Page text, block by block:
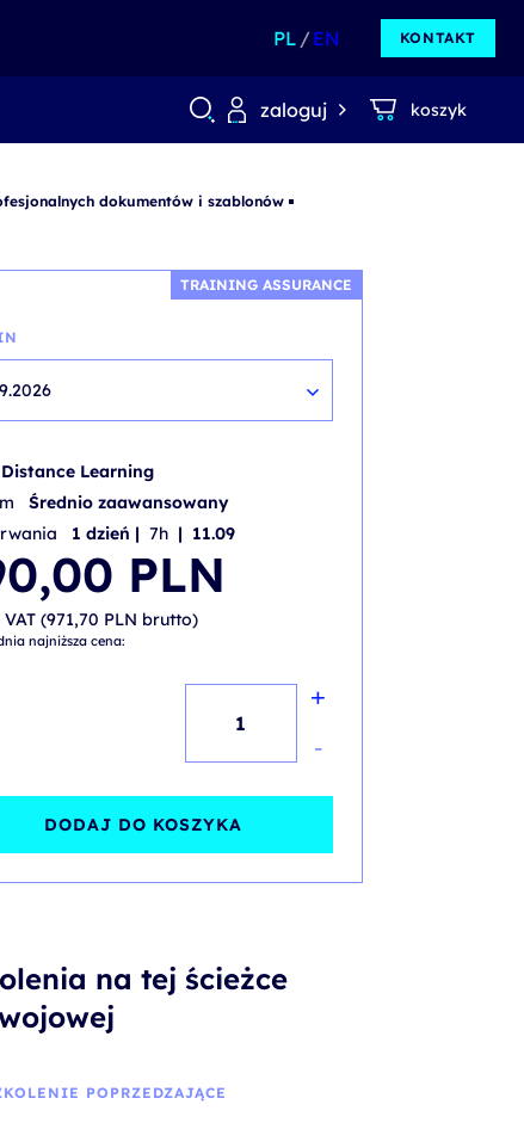
PL EN KONTAKT
zaloguj koszyk
dokumentów i szablonów
TRAINING ASSURANCE
Distance Learning
Średnio zaawansowany
1 dzień | 7h | 11.09
PLN
VAT (971,70 PLN brutto)
najniższa cena:
-
Praca
profesjonalnych
szablonów
+
-
DODAJ DO KOSZYKA
na tej ścieżce
POPRZEDZAJĄCE